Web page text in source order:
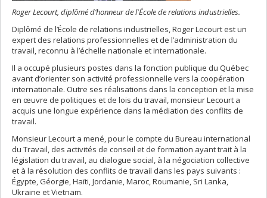
Roger Lecourt, diplômé d’honneur de l'École de relations industrielles.
Diplômé de l’École de relations industrielles, Roger Lecourt est un
expert des relations professionnelles et de l’administration du
travail, reconnu à l’échelle nationale et internationale.
Il a occupé plusieurs postes dans la fonction publique du Québec
avant d’orienter son activité professionnelle vers la coopération
internationale. Outre ses réalisations dans la conception et la mise
en œuvre de politiques et de lois du travail, monsieur Lecourt a
acquis une longue expérience dans la médiation des conflits de
travail.
Monsieur Lecourt a mené, pour le compte du Bureau international
du Travail, des activités de conseil et de formation ayant trait à la
législation du travail, au dialogue social, à la négociation collective
et à la résolution des conflits de travail dans les pays suivants :
Égypte, Géorgie, Haïti, Jordanie, Maroc, Roumanie, Sri Lanka,
Ukraine et Vietnam.